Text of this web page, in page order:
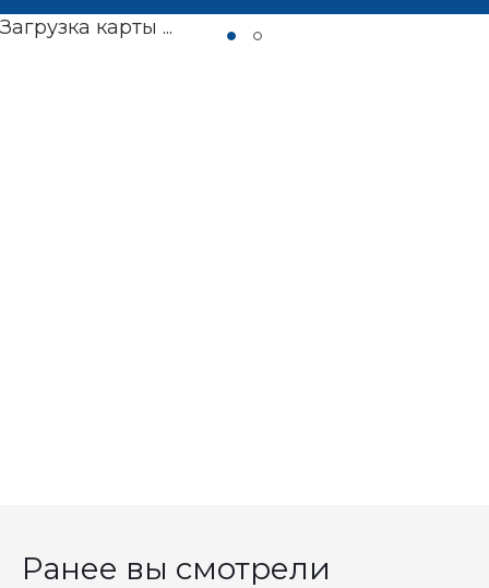
Загрузка карты ...
Ранее вы смотрели